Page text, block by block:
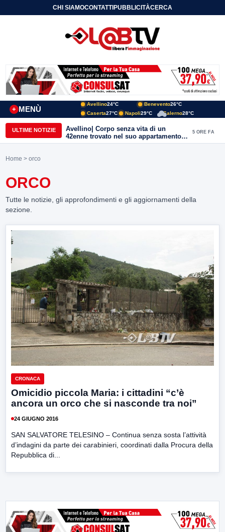
CHI SIAMOCONTATTIPUBBLICITÀCERCA
MENÙ
+
Avellino24°C Benevento26°C
Caserta27°C Napoli29°C Salerno28°C
ULTIME NOTIZIE
Avellino| Corpo senza vita di un
42enne trovato nel suo appartamento
in una pozza di sangue, giallo in viale
5 ORE FA
Home > orco
ORCO
Tutte le notizie, gli approfondimenti e gli aggiornamenti della
sezione.
CRONACA
Omicidio piccola Maria: i cittadini “c’è
ancora un orco che si nasconde tra noi”
24 GIUGNO 2016
SAN SALVATORE TELESINO – Continua senza sosta l’attività
d’indagini da parte dei carabinieri, coordinati dalla Procura della
Repubblica di...